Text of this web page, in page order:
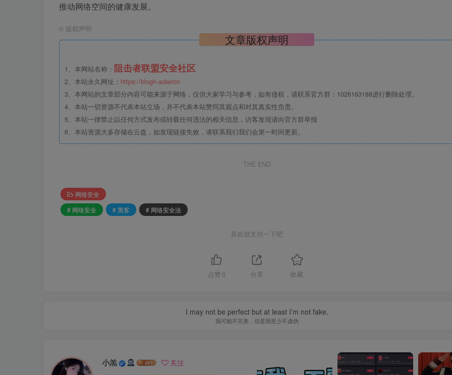
推动网络空间的健康发展。
© 版权声明
文章版权声明
1、本网站名称： 阻击者联盟安全社区
2、本站永久网址： https://blogh-ackercn
3、本网站的文章部分内容可能来源于网络，仅供大家学习与参考，如有侵权，请联系官方群：1026163188进行删除处理。
4、本站一切资源不代表本站立场，并不代表本站赞同其观点和对其真实性负责。
5、本站一律禁止以任何方式发布或转载任何违法的相关信息，访客发现请向官方群举报
6、本站资源大多存储在云盘，如发现链接失效，请联系我们我们会第一时间更新。
THE END
网络安全
# 网络安全
# 黑客 # 网络安全法
喜欢就支持一下吧
点赞 0 分享 收藏
I may not be perfect but at least I’m not fake.
我可能不完美，但是我至少不虚伪
小羔 关注